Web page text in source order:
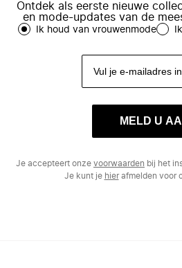
Ontdek als eerste nieuwe
en mode-updates van de
Ik houd van vrouwenmode
MELD U
Je accepteert onze voorwaarden bij het
Je kunt je hierafmelden voor